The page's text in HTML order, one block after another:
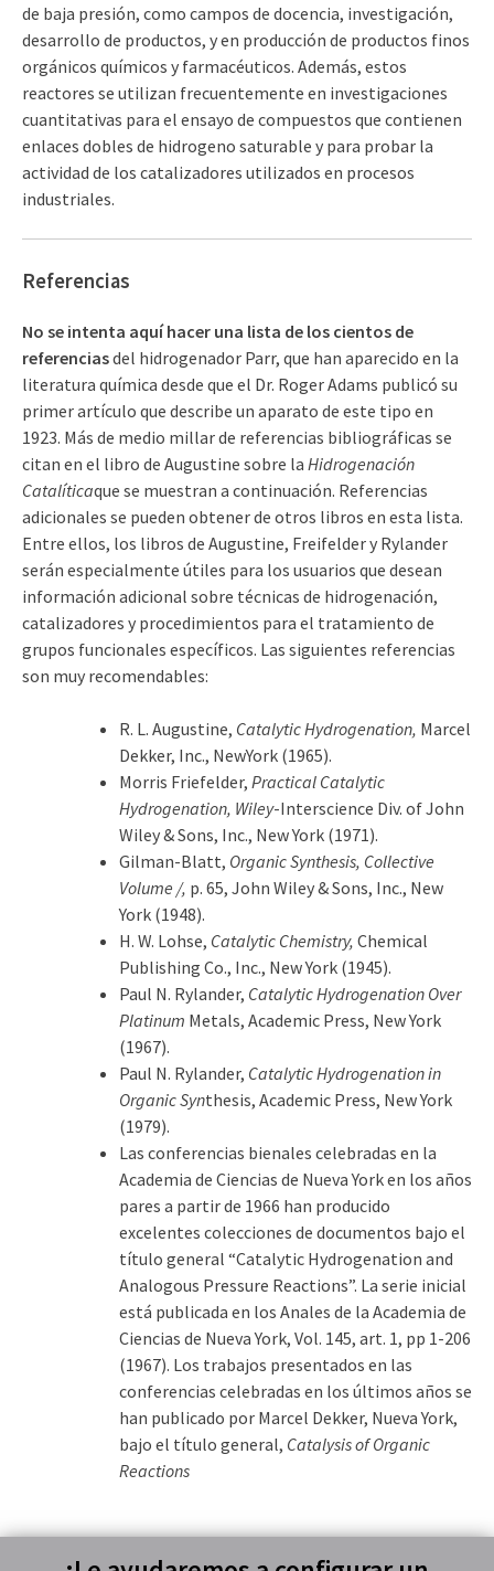
de baja presión, como campos de docencia, investigación,
desarrollo de productos, y en producción de productos finos
orgánicos químicos y farmacéuticos. Además, estos
reactores se utilizan frecuentemente en investigaciones
cuantitativas para el ensayo de compuestos que contienen
enlaces dobles de hidrogeno saturable y para probar la
actividad de los catalizadores utilizados en procesos
industriales.
Referencias
No se intenta aquí hacer una lista de los cientos de
referenciasdel hidrogenador Parr, que han aparecido en la
literatura química desde que el Dr. Roger Adams publicó su
primer artículo que describe un aparato de este tipo en
1923. Más de medio millar de referencias bibliográficas se
citan en el libro de Augustine sobre la Hidrogenación
Catalíticaque se muestran a continuación. Referencias
adicionales se pueden obtener de otros libros en esta lista.
Entre ellos, los libros de Augustine, Freifelder y Rylander
serán especialmente útiles para los usuarios que desean
información adicional sobre técnicas de hidrogenación,
catalizadores y procedimientos para el tratamiento de
grupos funcionales específicos. Las siguientes referencias
son muy recomendables:
R. L. Augustine, Catalytic Hydrogenation, Marcel
Dekker, Inc., NewYork (1965).
Morris Friefelder, Practical Catalytic
Hydrogenation, Wiley-Interscience Div. of John
Wiley & Sons, Inc., New York (1971).
Gilman-Blatt, Organic Synthesis, Collective
Volume /, p. 65, John Wiley & Sons, Inc., New
York (1948).
H. W. Lohse, Catalytic Chemistry, Chemical
Publishing Co., Inc., New York (1945).
Paul N. Rylander, Catalytic Hydrogenation Over
Platinum Metals, Academic Press, New York
(1967).
Paul N. Rylander, Catalytic Hydrogenation in
Organic Synthesis, Academic Press, New York
(1979).
Las conferencias bienales celebradas en la
Academia de Ciencias de Nueva York en los años
pares a partir de 1966 han producido
excelentes colecciones de documentos bajo el
título general “Catalytic Hydrogenation and
Analogous Pressure Reactions”. La serie inicial
está publicada en los Anales de la Academia de
Ciencias de Nueva York, Vol. 145, art. 1, pp 1-206
(1967). Los trabajos presentados en las
conferencias celebradas en los últimos años se
han publicado por Marcel Dekker, Nueva York,
bajo el título general, Catalysis of Organic
Reactions